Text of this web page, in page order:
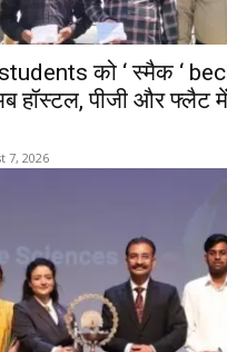
को ‘ स्मैक ‘
हॉस्टल, पीजी और फ्लैट
7, 2026